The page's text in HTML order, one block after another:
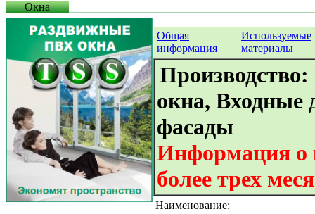
Окна
Общая
информация
Используемые
материалы
окна, Входные
фасады
Информация о
более трех
Наименование: